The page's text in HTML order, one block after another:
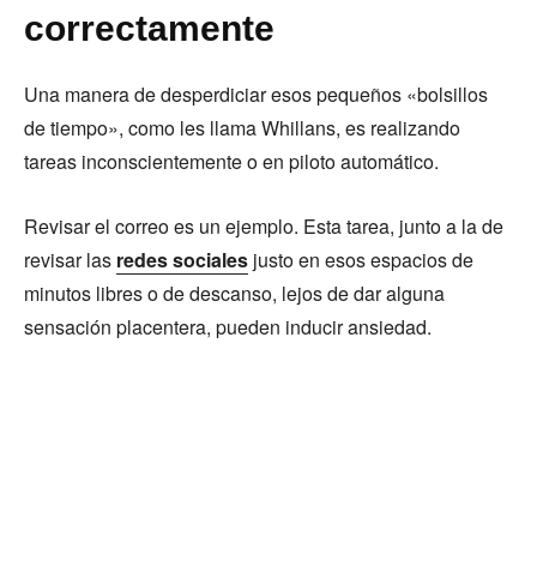
correctamente
Una manera de desperdiciar esos pequeños «bolsillos
de tiempo», como les llama Whillans, es realizando
tareas inconscientemente o en piloto automático.
Revisar el correo es un ejemplo. Esta tarea, junto a la de
revisar las redes sociales justo en esos espacios de
minutos libres o de descanso, lejos de dar alguna
sensación placentera, pueden inducir ansiedad.